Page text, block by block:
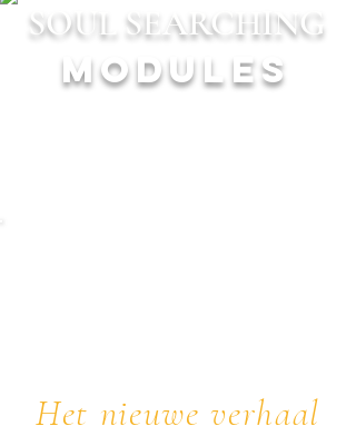
SOUL SEARCHING
Modules
Het nieuwe verhaal